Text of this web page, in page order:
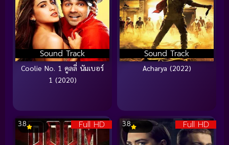
Sound Track
Coolie No. 1 คูลลี่ นัมเบอร์
1 (2020)
Sound Track
Acharya (2022)
Full HD
3.8 Full HD
3.8